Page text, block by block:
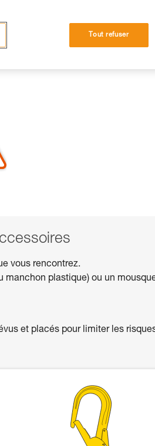
une chute à n’importe quel
variés, parfois de gros
vous rencontrez.
manchon plastique) ou un
et placés pour limiter les
Tout refuser